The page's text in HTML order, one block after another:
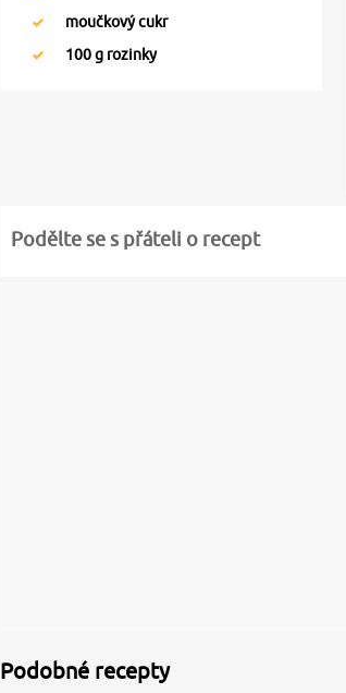
moučkový cukr
100g rozinky
Podělte se s přáteli o recept
Podobné recepty